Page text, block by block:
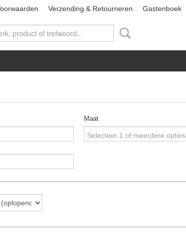
Verzending & Retourneren Gastenboek
Maat
Selecteer 1 of meerdere opties